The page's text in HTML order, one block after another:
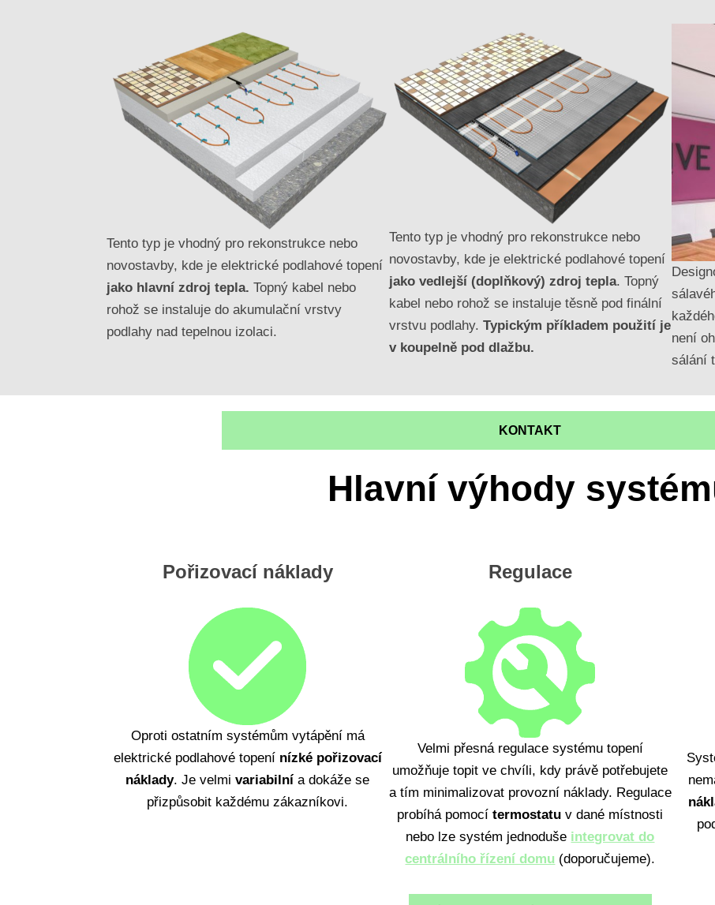
Tento typ je vhodný pro rekonstrukce nebo
novostavby, kde je elektrické podlahové topení
jako hlavní zdroj tepla. Topný kabel nebo
rohož se instaluje do akumulační vrstvy
podlahy nad tepelnou izolaci.
Tento typ je vhodný pro rekonstrukce nebo
novostavby, kde je elektrické podlahové topení
jako vedlejší (doplňkový) zdroj tepla. Topný
kabel nebo rohož se instaluje těsně pod finální
vrstvu podlahy. Typickým příkladem použití je
v koupelně pod dlažbu.
není
sálání
KONTAKT
Hlavní výhody
Pořizovací náklady
Oproti ostatním systémům vytápění má
elektrické podlahové topení nízké pořizovací
náklady. Je velmivariabilní a dokáže se
přizpůsobit každému zákazníkovi.
Regulace
Velmi přesná regulace systému topení
umožňuje topit ve chvíli, kdy právě potřebujete
a tím minimalizovat provozní náklady. Regulace
probíhá pomocítermostatu v dané místnosti
nebo lze systém jednoduše integrovat do
centrálního řízení domu (doporučujeme).